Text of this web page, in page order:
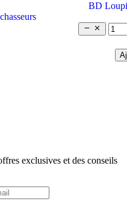
BD
 
exclusives et des conseils